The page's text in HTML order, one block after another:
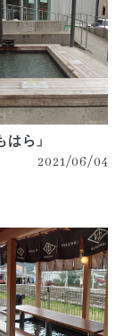
ら」
2021/06/04